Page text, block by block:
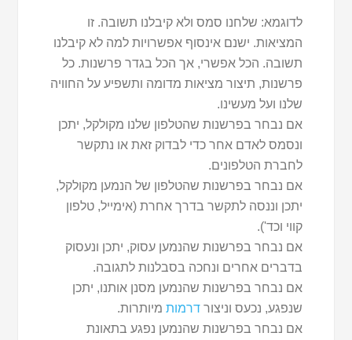
לדוגמא: שלחנו סמס ולא קיבלנו תשובה. זו
המציאות. ישנם אינסוף אפשרויות למה לא קיבלנו
תשובה. הכל אפשרי, אך הכל בגדר פרשנות. כל
פרשנות, תיצור מציאות מדומה ותשפיע על החוויה
שלנו ועל מעשינו.
אם נבחר בפרשנות שהטלפון שלנו מקולקל, יתכן
ונסמס לאדם אחר כדי לבדוק זאת או נתקשר
לחברת הטלפונים.
אם נבחר בפרשנות שהטלפון של הנמען מקולקל,
יתכן וננסה לתקשר בדרך אחרת (אימייל, טלפון
קווי וכד').
אם נבחר בפרשנות שהנמען עסוק, יתכן ונעסוק
בדברים אחרים ונחכה בסבלנות לתגובה.
אם נבחר בפרשנות שהנמען מסנן אותנו, יתכן
שנפגע, נכעס וניצורדרמות מיותרות.
אם נבחר בפרשנות שהנמען נפגע בתאונת